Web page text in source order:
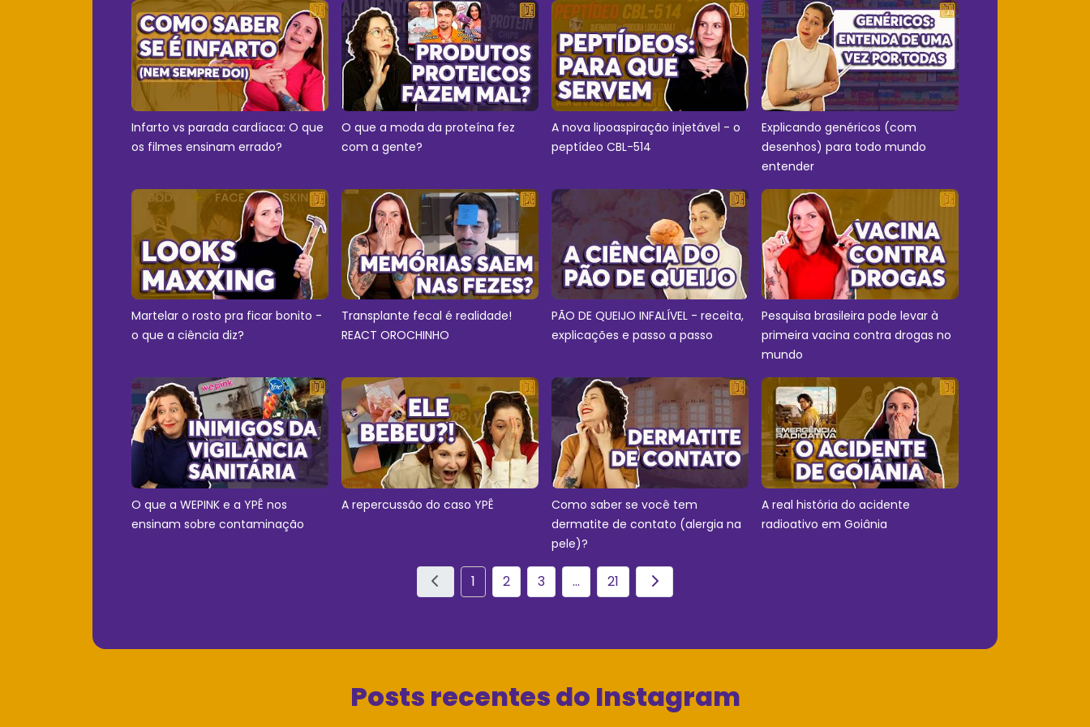
Infarto vs parada cardíaca: O que
os filmes ensinam errado?
O que a moda da proteína fez
com a gente?
A nova lipoaspiração injetável - o
peptídeo CBL-514
Explicando genéricos (com
desenhos) para todo mundo
entender
Martelar o rosto pra ficar bonito -
o que a ciência diz?
Transplante fecal é realidade!
REACT OROCHINHO
PÃO DE QUEIJO INFALÍVEL - receita,
explicações e passo a passo
Pesquisa brasileira pode levar à
primeira vacina contra drogas no
mundo
O que a WEPINK e a YPÊ nos
ensinam sobre contaminação
A repercussão do caso YPÊ
Como saber se você tem
dermatite de contato (alergia na
pele)?
A real história do acidente
radioativo em Goiânia
1 2 3 ... 21
Posts recentes do Instagram